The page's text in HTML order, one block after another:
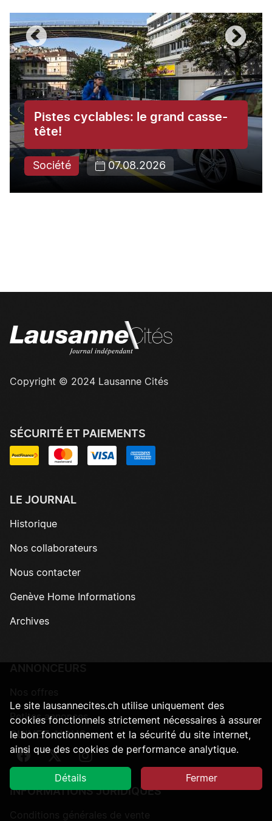
Pistes cyclables: le grand casse-
tête!
Société 07.08.2026
Copyright © 2024 Lausanne Cités
SÉCURITÉ ET PAIEMENTS
LE JOURNAL
Historique
Nos collaborateurs
Nous contacter
Genève Home Informations
Archives
Petites annonces
SUIVEZ-NOUS
Suivez-nous sur Facebook
Suivez-nous sur Twitter
Suivez-nous sur Instagram
INFORMATIONS JURIDIQUES
Le site lausannecites.ch utilise uniquement des
cookies fonctionnels strictement nécessaires à assurer
le bon fonctionnement et la sécurité du site internet,
ainsi que des cookies de performance analytique.
Détails Fermer